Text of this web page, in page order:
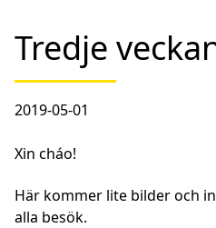
Tredje
2019-05-01
Xin cháo!
Här kommer lite bilder och
alla besök.